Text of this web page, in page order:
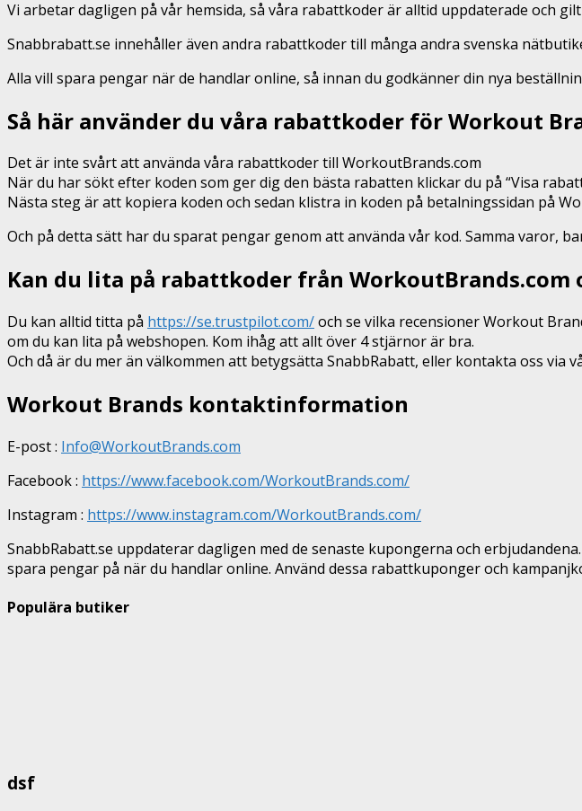
Vi arbetar dagligen på vår hemsida, så våra rabattkoder är alltid uppdaterade och
Snabbrabatt.se innehåller även andra rabattkoder till många andra svenska
Alla vill spara pengar när de handlar online, så innan du godkänner din nya
Så här använder du våra rabattkoder för Workout
Det är inte svårt att använda våra rabattkoder till WorkoutBrands.com
När du har sökt efter koden som ger dig den bästa rabatten klickar du på “Visa
Nästa steg är att kopiera koden och sedan klistra in koden på betalningssidan på
Och på detta sätt har du sparat pengar genom att använda vår kod. Samma varor,
Kan du lita på rabattkoder från WorkoutBrands.com
Du kan alltid titta på https://se.trustpilot.com/och se vilka recensioner Workout
om du kan lita på webshopen. Kom ihåg att allt över 4 stjärnor är bra.
Och då är du mer än välkommen att betygsätta SnabbRabatt, eller kontakta oss via
Workout Brands kontaktinformation
E-post : Info@WorkoutBrands.com
Facebook : https://www.facebook.com/WorkoutBrands.com/
Instagram : https://www.instagram.com/WorkoutBrands.com/
SnabbRabatt.se uppdaterar dagligen med de senaste kupongerna och
spara pengar på när du handlar online. Använd dessa rabattkuponger och
Populära butiker
dsf